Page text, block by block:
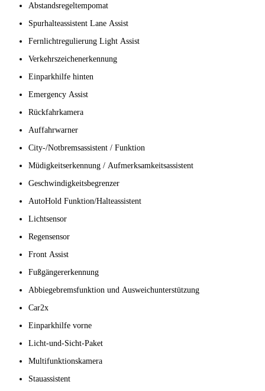
Abstandsregeltempomat
Spurhalteassistent Lane Assist
Fernlichtregulierung Light Assist
Verkehrszeichenerkennung
Einparkhilfe hinten
Emergency Assist
Rückfahrkamera
Auffahrwarner
City-/Notbremsassistent / Funktion
Müdigkeitserkennung / Aufmerksamkeitsassistent
Geschwindigkeitsbegrenzer
AutoHold Funktion/Halteassistent
Lichtsensor
Regensensor
Front Assist
Fußgängererkennung
Abbiegebremsfunktion und Ausweichunterstützung
Car2x
Einparkhilfe vorne
Licht-und-Sicht-Paket
Multifunktionskamera
Stauassistent